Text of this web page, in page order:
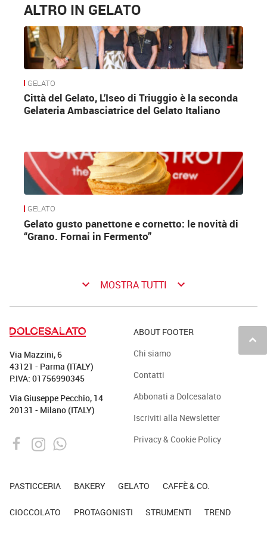
ALTRO IN GELATO
GELATO
Città del Gelato, L’Iseo di Triuggio è la seconda
Gelateria Ambasciatrice del Gelato Italiano
GELATO
Gelato gusto panettone e cornetto: le novità di
“Grano. Fornai in Fermento”
keyboard_arrow_down MOSTRA TUTTI keyboard_arrow_down
keyboard_arrow_up
Via Mazzini, 6
43121 - Parma (ITALY)
P.IVA: 01756990345
Via Giuseppe Pecchio, 14
20131 - Milano (ITALY)
ABOUT FOOTER
Chi siamo
Contatti
Abbonati a Dolcesalato
Iscriviti alla Newsletter
Privacy & Cookie Policy
PASTICCERIA BAKERY GELATO CAFFÈ & CO.
CIOCCOLATO PROTAGONISTI STRUMENTI TREND